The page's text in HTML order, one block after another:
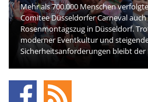
Mehr als 700.000 Menschen
Comitee Düsseldorfer Carneval
Rosenmontagszug in Düsseldorf.
moderner Eventkultur und
Sicherheitsanforderungen bleibt der